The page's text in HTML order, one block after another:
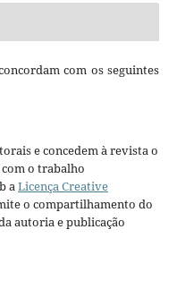
com os seguintes
e concedem à revista o
o trabalho
a Licença Creative
o compartilhamento do
autoria e publicação